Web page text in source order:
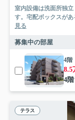
室内設備は洗面所独
す。宅配ボックスが
見る
募集中の部屋
4階
8.5
4
テラス